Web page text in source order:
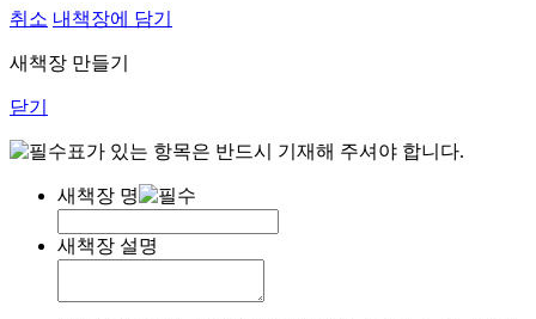
취소 내책장에 담기
새책장 만들기
닫기
표가 있는 항목은 반드시 기재해 주셔야 합니다.
새책장 명
새책장 설명